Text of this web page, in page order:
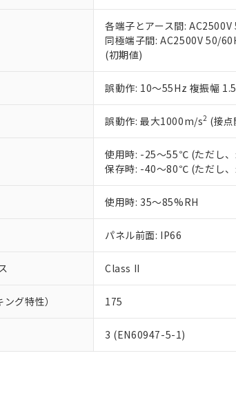
各端子とアース間:
同極端子間: AC2500V 50/
(初期値)
誤動作: 10～55Hz 複振幅
誤動作: 最大1000m/s2 (接
使用時: -25～55℃ (ただし
保存時: -40～80℃ (ただし
使用時: 35～85%RH
パネル前面: IP66
Class II
グ特性） 175
3 (EN60947-5-1)